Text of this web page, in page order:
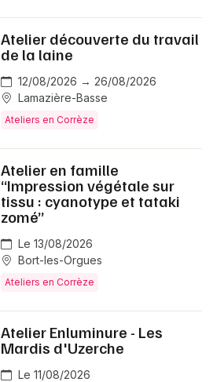
Atelier découverte du travail
de la laine
12/08/2026 → 26/08/2026
Lamazière-Basse
Ateliers en Corrèze
Atelier en famille
“Impression végétale sur
tissu : cyanotype et tataki
zomé”
Le 13/08/2026
Bort-les-Orgues
Ateliers en Corrèze
Atelier Enluminure - Les
Mardis d'Uzerche
Le 11/08/2026